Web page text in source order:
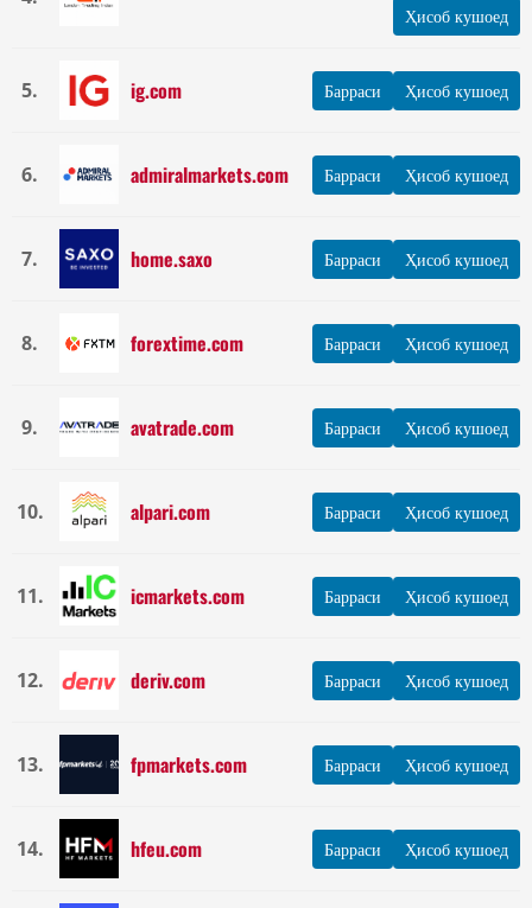
Ҳисоб кушоед
5. ig.com Барраси Ҳисоб кушоед
6. admiralmarkets.com Барраси Ҳисоб кушоед
7. home.saxo Барраси Ҳисоб кушоед
8. forextime.com Барраси Ҳисоб кушоед
9. avatrade.com Барраси Ҳисоб кушоед
10. alpari.com Барраси Ҳисоб кушоед
11. icmarkets.com Барраси Ҳисоб кушоед
12. deriv.com Барраси Ҳисоб кушоед
13. fpmarkets.com Барраси Ҳисоб кушоед
14. hfeu.com Барраси Ҳисоб кушоед